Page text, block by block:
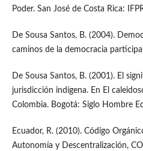
Poder. San José de Costa Rica:
De Sousa Santos, B. (2004).
caminos de la democracia
De Sousa Santos, B. (2001). El
jurisdicción indígena. En El
Colombia. Bogotá: Siglo Hombre
Ecuador, R. (2010). Código
Autonomía y Descentralización,